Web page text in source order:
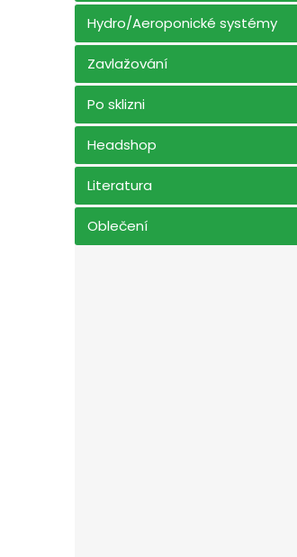
Hydro/Aeroponické systémy
Zavlažování
Po sklizni
Headshop
Literatura
Oblečení